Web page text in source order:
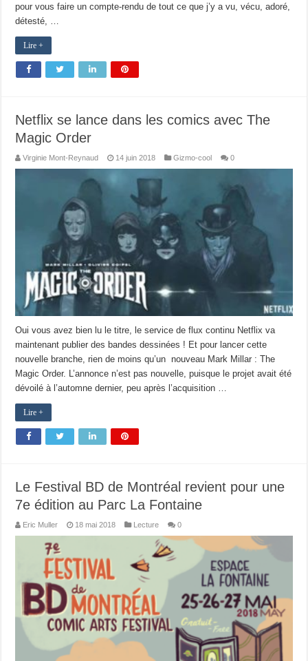
pour vous faire un compte-rendu de tout ce que j’y a vu, vécu, adoré,
détesté, …
Lire +
Netflix se lance dans les comics avec The
Magic Order
Virginie Mont-Reynaud 14 juin 2018 Gizmo-cool 0
Oui vous avez bien lu le titre, le service de flux continu Netflix va
maintenant publier des bandes dessinées ! Et pour lancer cette
nouvelle branche, rien de moins qu’un nouveau Mark Millar : The
Magic Order. L’annonce n’est pas nouvelle, puisque le projet avait été
dévoilé à l’automne dernier, peu après l’acquisition …
Lire +
Le Festival BD de Montréal revient pour une
7e édition au Parc La Fontaine
Eric Muller 18 mai 2018 Lecture 0